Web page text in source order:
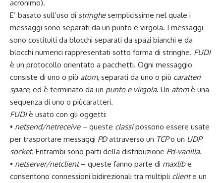
acronimo).
E’ basato sull’uso di stringhesemplicissime nel quale i
messaggi sono separati da un punto e virgola. I messaggi
sono costituiti da blocchi separati da spazi bianchi e da
blocchi numerici rappresentati sotto forma di stringhe. FUDI
è un protocollo orientato a pacchetti. Ogni messaggio
consiste di uno o più atom, separati da uno o più caratteri
space, ed è terminato da un punto e virgola. Un atomè una
sequenza di uno o piùcaratteri.
FUDIè usato con gli oggetti:
• netsend/netreceive– queste classipossono essere usate
per trasportare messaggi PDattraverso un TCPo un UDP
socket. Entrambi sono parti della distribuzione Pd-vanilla.
• netserver/netclient– queste fanno parte di maxlibe
consentono connessioni bidirezionali tra multipli cliente un